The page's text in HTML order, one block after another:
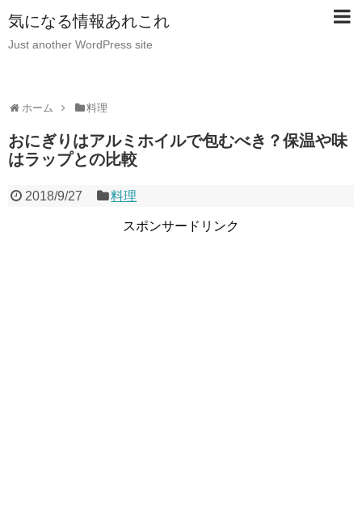
気になる情報あれこれ
Just another WordPress site
ホーム 料理
おにぎりはアルミホイルで包むべき？保温や味
はラップとの比較
2018/9/27 料理
スポンサードリンク